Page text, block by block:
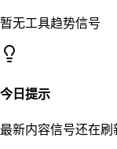
暂无工具趋势信号
今日提示
最新内容信号还在刷